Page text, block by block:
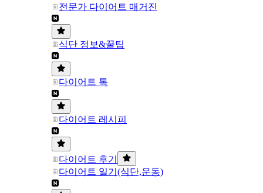
전문가 다이어트 매거진
식단 정보&꿀팁
다이어트 톡
다이어트 레시피
다이어트 후기
다이어트 일기(식단,운동)